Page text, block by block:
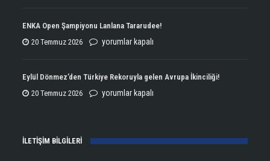
Çifte
Şampiyonluğun
ENKA Open Şampiyonu Lanlana Tararudee!
20 Temmuz 2026
ENKA
Şampiyonu
Lanlana
yorumlar kapalı
Eylül Dönmez’den Türkiye Rekoruyla gelen Avrupa İkinciliği!
20 Temmuz 2026
Eylül
Rekoruyla
yorumlar kapalı
İLETİŞİM BİLGİLERİ